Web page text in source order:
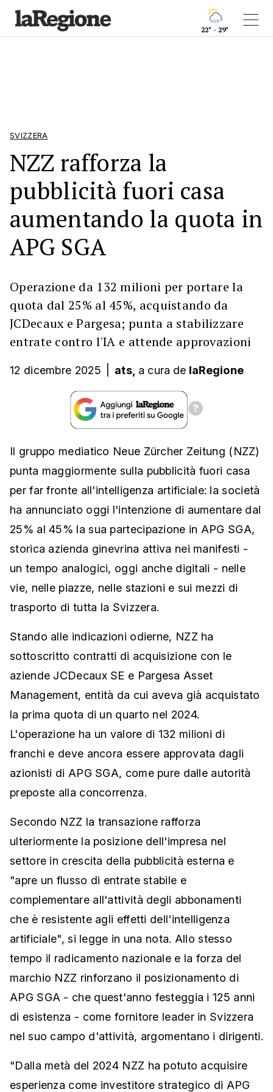
22° - 29°
SVIZZERA
NZZ rafforza la
pubblicità fuori casa
aumentando la quota in
APG SGA
Operazione da 132 milioni per portare la
quota dal 25% al 45%, acquistando da
JCDecaux e Pargesa; punta a stabilizzare
entrate contro l'IA e attende approvazioni
12 dicembre 2025 ats, a cura de laRegione
Il gruppo mediatico Neue Zürcher Zeitung (NZZ)
punta maggiormente sulla pubblicità fuori casa
per far fronte all'intelligenza artificiale: la società
ha annunciato oggi l'intenzione di aumentare dal
25% al 45% la sua partecipazione in APG SGA,
storica azienda ginevrina attiva nei manifesti -
un tempo analogici, oggi anche digitali - nelle
vie, nelle piazze, nelle stazioni e sui mezzi di
trasporto di tutta la Svizzera.
Stando alle indicazioni odierne, NZZ ha
sottoscritto contratti di acquisizione con le
aziende JCDecaux SE e Pargesa Asset
Management, entità da cui aveva già acquistato
la prima quota di un quarto nel 2024.
L'operazione ha un valore di 132 milioni di
franchi e deve ancora essere approvata dagli
azionisti di APG SGA, come pure dalle autorità
preposte alla concorrenza.
Secondo NZZ la transazione rafforza
ulteriormente la posizione dell'impresa nel
settore in crescita della pubblicità esterna e
"apre un flusso di entrate stabile e
complementare all'attività degli abbonamenti
che è resistente agli effetti dell'intelligenza
artificiale", si legge in una nota. Allo stesso
tempo il radicamento nazionale e la forza del
marchio NZZ rinforzano il posizionamento di
APG SGA - che quest'anno festeggia i 125 anni
di esistenza - come fornitore leader in Svizzera
nel suo campo d'attività, argomentano i dirigenti.
"Dalla metà del 2024 NZZ ha potuto acquisire
esperienza come investitore strategico di APG